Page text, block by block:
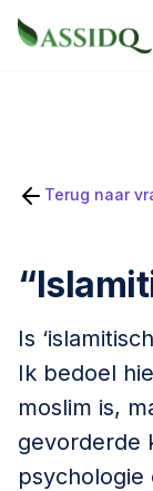
Terug naar
Is
Ik bedoel
moslim is,
gevorderde
psychologie